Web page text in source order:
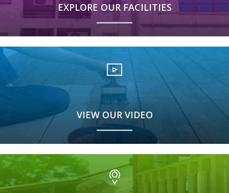
EXPLORE OUR FACILITIES
VIEW OUR VIDEO